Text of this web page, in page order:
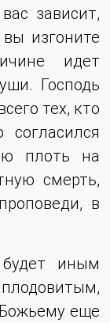
зависит,
изгоните
идет
Господь
тех, кто
плоть на
смерть,
в
иным
еще